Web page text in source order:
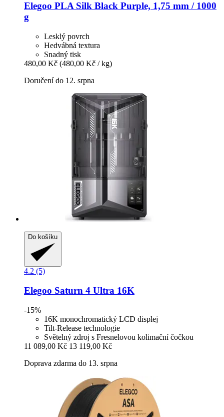
Elegoo PLA Silk Black Purple, 1,75 mm / 1000
g
Lesklý povrch
Hedvábná textura
Snadný tisk
480,00 Kč (480,00 Kč / kg)
Doručení do 12. srpna
Do košíku
4.2 (5)
Elegoo Saturn 4 Ultra 16K
-15%
16K monochromatický LCD displej
Tilt-Release technologie
Světelný zdroj s Fresnelovou kolimační čočkou
11 089,00 Kč 13 119,00 Kč
Doprava zdarma do 13. srpna